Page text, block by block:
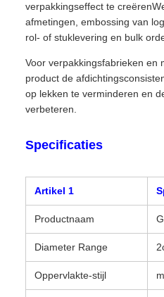
verpakkingseffect te
afmetingen, embossing van
rol- of stuklevering en bulk
Voor verpakkingsfabrieken en
product de
op lekken te verminderen en
verbeteren.
Specificaties
Artikel 1
Productnaam
Diameter Range
Oppervlakte-stijl